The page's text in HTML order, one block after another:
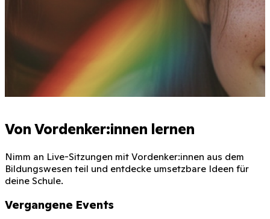
Von Vordenker:innen lernen
Nimm an Live-Sitzungen mit Vordenker:innen aus dem
Bildungswesen teil und entdecke umsetzbare Ideen für
deine Schule.
Vergangene Events